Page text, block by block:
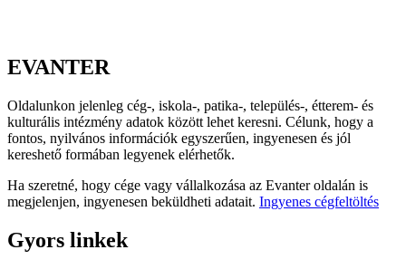
EVANTER
Oldalunkon jelenleg cég-, iskola-, patika-, település-, étterem- és
kulturális intézmény adatok között lehet keresni. Célunk, hogy a
fontos, nyilvános információk egyszerűen, ingyenesen és jól
kereshető formában legyenek elérhetők.
Ha szeretné, hogy cége vagy vállalkozása az Evanter oldalán is
megjelenjen, ingyenesen beküldheti adatait. Ingyenes cégfeltöltés
Gyors linkek